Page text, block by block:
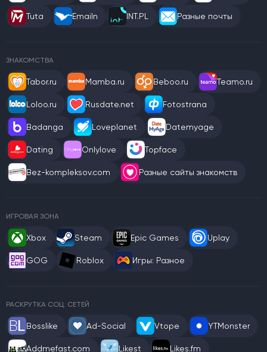
Tuta Emailn INT.PL Разные почты
ЗНАКОМСТВА
Tabor.ru Mamba.ru Beboo.ru Teamo.ru
Loloo.ru Rusdate.net Fotostrana
Badanga Loveplanet Datemyage
Dating Onlylove Topface
Bez-kompleksov.com Разные сайты знакомств
ИГРОВАЯ ЗОНА
Xbox Steam Epic Games Uplay
GOG Roblox Игры: Разное
РАСКРУТКА СОЦ. СЕТЕЙ
Bosslike Ad-Social Vtope YTMonster
Addmefast.com Likest Likes.fm